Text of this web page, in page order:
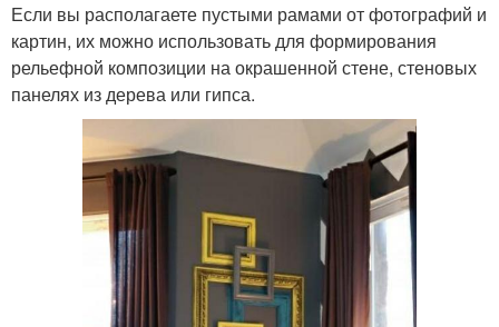
Если вы располагаете пустыми рамами от фотографий и
картин, их можно использовать для формирования
рельефной композиции на окрашенной стене, стеновых
панелях из дерева или гипса.